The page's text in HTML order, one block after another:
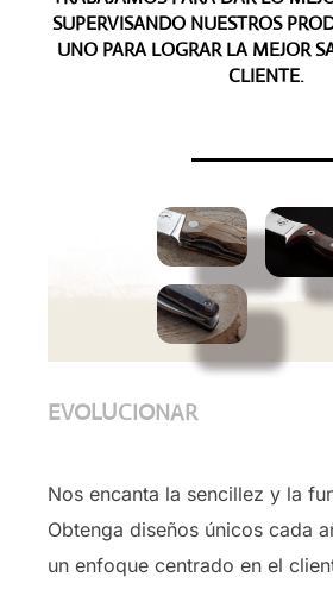
SUPERVISANDO NUESTROS
UNO PARA LOGRAR LA MEJOR
CLIENTE.
EVOLUCIONAR
Nos encanta la sencillez y la
Obtenga diseños únicos cada
un enfoque centrado en el